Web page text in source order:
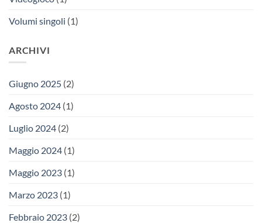
Volumi singoli (1)
ARCHIVI
Giugno 2025 (2)
Agosto 2024 (1)
Luglio 2024 (2)
Maggio 2024 (1)
Maggio 2023 (1)
Marzo 2023 (1)
Febbraio 2023 (2)